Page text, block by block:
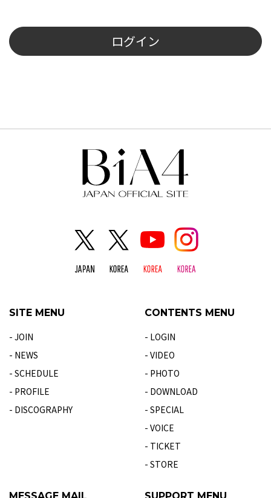
ログイン
SITE MENU
- JOIN
- NEWS
- SCHEDULE
- PROFILE
- DISCOGRAPHY
CONTENTS MENU
- LOGIN
- VIDEO
- PHOTO
- DOWNLOAD
- SPECIAL
- VOICE
- TICKET
- STORE